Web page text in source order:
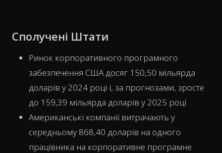
Сполучені Штати
Ринок корпоративного програмного
забезпечення США досяг 150,50 мільярда
доларів у 2024 році і, за прогнозами, зросте
до 159,39 мільярда доларів у 2025 році
Американські компанії витрачають у
середньому 868,40 доларів на одного
працівника на корпоративне програмне